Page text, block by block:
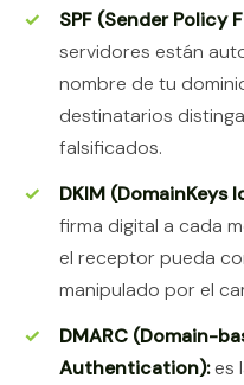
SPF (Sender Policy
servidores están
nombre de tu
destinatarios
falsificados.
DKIM (DomainKeys
firma digital a cada
el receptor pueda
manipulado por el
DMARC (Domain-
Authentication):es